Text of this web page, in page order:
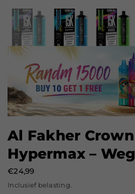
Al Fakher
Hypermax –
Normale
prijs
€24,99
Inclusief belasting.